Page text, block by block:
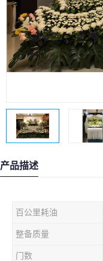
产品描述
百公里耗油
整备质量
门数